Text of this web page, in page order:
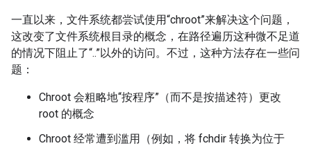
一直以来，文件系统都尝试使用“chroot”来解决这个问题，
这改变了文件系统根目录的概念，在路径遍历这种微不足道
的情况下阻止了“..”以外的访问。不过，这种方法存在一些问
题：
Chroot 会粗略地“按程序”（而不是按描述符）更改
root 的概念
Chroot 经常遭到滥用（例如，将 fchdir 转换为位于